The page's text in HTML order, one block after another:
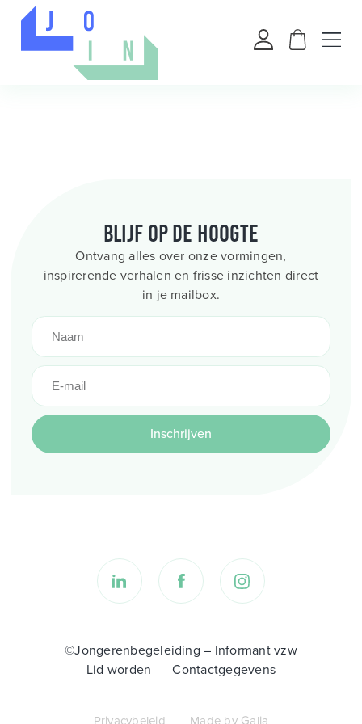
Blijf op de hoogte
Ontvang alles over onze vormingen,
inspirerende verhalen en frisse inzichten direct
in je mailbox.
Inschrijven
©Jongerenbegeleiding – Informant vzw
Lid worden
Contactgegevens